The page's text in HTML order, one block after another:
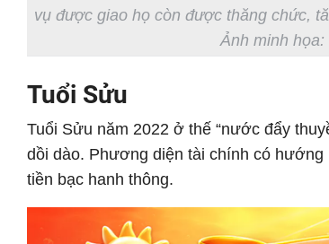
vụ được giao họ còn được thăng chức,
Ảnh minh họa:
Tuổi Sửu
Tuổi Sửu năm 2022 ở thế “nước đẩy
dồi dào. Phương diện tài chính có
tiền bạc hanh thông.